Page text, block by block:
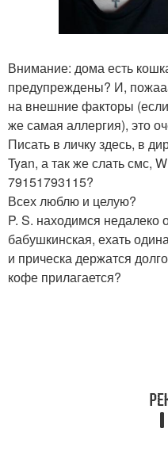
Внимание: дома есть
предупреждены? И,
на внешние факторы
же самая аллергия), это
Писать в личку здесь, в
Tyan, а так же слать смс,
79151793115?
Всех люблю и целую?
P. S. находимся недалеко
бабушкинская, ехать
и прическа держатся
кофе прилагается?